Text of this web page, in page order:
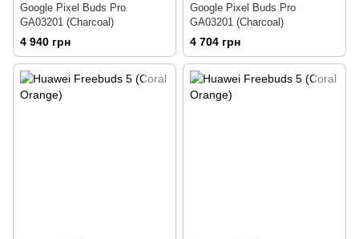
Google Pixel Buds Pro
GA03201 (Charcoal)
4 940 грн
Google Pixel Buds Pro
GA03201 (Charcoal)
4 704 грн